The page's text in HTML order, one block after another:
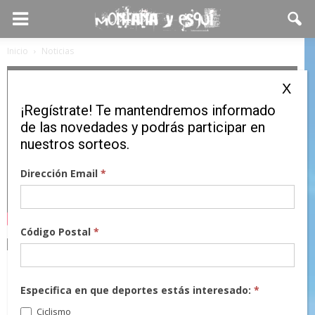
Inicio Noticias
Noticias
Un sueño que en breve se
hará realidad…
¡Regístrate! Te mantendremos informado
de las novedades y podrás participar en
nuestros sorteos.
Dirección Email*
Código Postal*
Especifica en que deportes estás interesado:*
Ciclismo
X